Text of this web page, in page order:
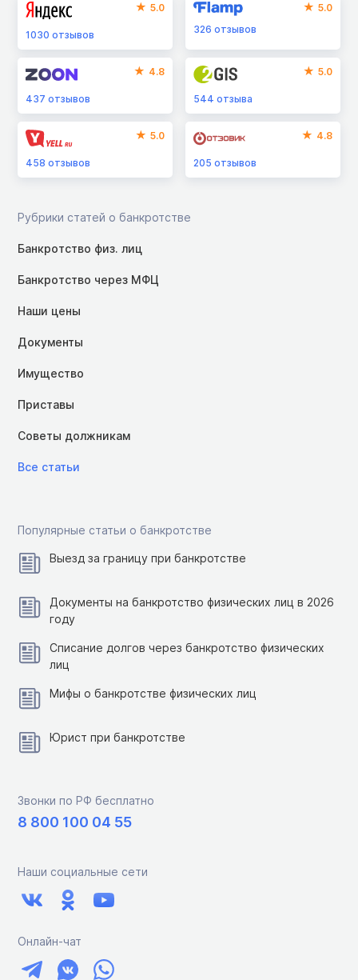
5.0
1030 отзывов
5.0
326отзывов
4.8
437 отзывов
5.0
544отзыва
5.0
458 отзывов
4.8
205отзывов
Рубрики статей о банкротстве
Банкротство физ. лиц
Банкротство через МФЦ
Наши цены
Документы
Имущество
Приставы
Советы должникам
Все статьи
Популярные статьи о банкротстве
Выезд за границу при банкротстве
Документы на банкротство физических лиц в 2026
году
Списание долгов через банкротство физических
лиц
Мифы о банкротстве физических лиц
Юрист при банкротстве
Звонки по РФ бесплатно
8 800 100 04 55
Наши социальные сети
Онлайн-чат